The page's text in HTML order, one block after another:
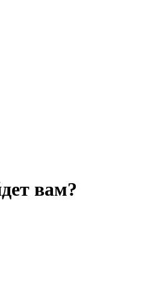
вам?